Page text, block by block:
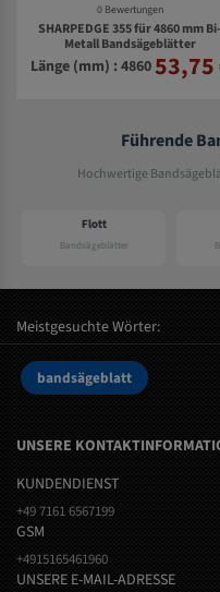
0 Bewertungen
SHARPEDGE 355 für 4860 mm Bi-
Metall Bandsägeblätter
Länge (mm) : 486053,75
Führende
Hochwertige
Flott
Bandsägeblätter
Meistgesuchte Wörter:
bandsägeblatt
UNSERE
KUNDENDIENST
+49 7161 6567199
GSM
+4915165461960
UNSERE E-MAIL-ADRESSE